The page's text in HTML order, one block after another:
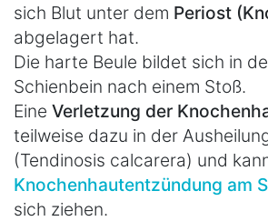
sich Blut unter dem Periost
abgelagert hat.
Die harte Beule bildet sich in
Schienbein nach einem Stoß.
Eine Verletzung der
teilweise dazu in der
(Tendinosis calcarera) und
Knochenhautentzündung am
sich ziehen.